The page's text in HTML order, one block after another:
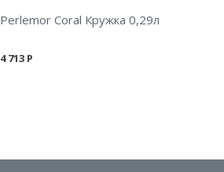
Perlemor Coral Кружка 0,29л
4 713 Р